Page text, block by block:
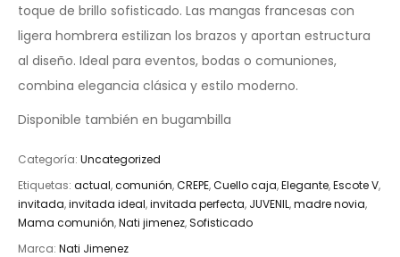
toque de brillo sofisticado. Las mangas francesas con
ligera hombrera estilizan los brazos y aportan estructura
al diseño. Ideal para eventos, bodas o comuniones,
combina elegancia clásica y estilo moderno.
Disponible también en bugambilla
Categoría: Uncategorized
Etiquetas: actual,comunión,CREPE,Cuello caja,Elegante,Escote V,
invitada,invitada ideal,invitada perfecta, JUVENIL,madre novia,
Mama comunión,Nati jimenez,Sofisticado
Marca: Nati Jimenez